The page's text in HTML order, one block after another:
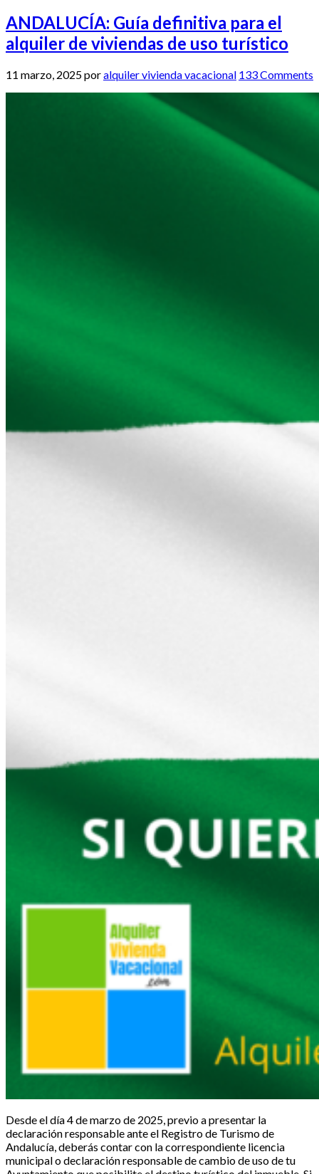
ANDALUCÍA: Guía definitiva para el
alquiler de viviendas de uso turístico
11 marzo, 2025poralquiler vivienda vacacional 133 Comments
Desde el día 4 de marzo de 2025, previo a presentar la
declaración responsable ante el Registro de Turismo de
Andalucía, deberás contar con la correspondiente licencia
municipal o declaración responsable de cambio de uso de tu